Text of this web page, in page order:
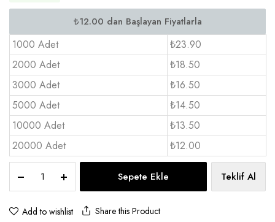
1000 Adet
₺23.90
2000 Adet
₺18.50
3000 Adet
₺16.50
5000 Adet
₺14.50
10000 Adet
₺13.50
20000 Adet
₺12.00
Yelpaze
Yuvarlak
Kesim
Sepete Ekle Teklif Al
Add to wishlist Share this Product